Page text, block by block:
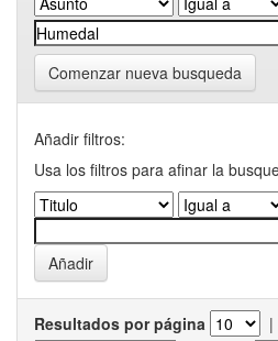
Comenzar nueva busqueda
Añadir filtros:
Usa los filtros para afinar la
Resultados por página |